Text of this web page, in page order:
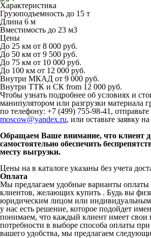
Характеристика
Грузоподъемность до 15 т
Длина 6 м
Вместимость до 23 м3
Цены
До 25 км от 8 000 руб.
До 50 км от 9 500 руб.
До 75 км от 10 000 руб.
До 100 км от 12 000 руб.
Внутри МКАД от 9 000 руб.
Внутри ТТК и СК from 12 000 руб.
Чтобы узнать подробнее об условиях и
манипулятором или разгрузки материала
по телефону: +7 (499) 755-98-41, отправьте
moscow@yandex.ru, или оставьте заявку на
Обращаем Ваше внимание, что клиент
самостоятельно обеспечить
месту выгрузки.
Цены на в каталоге указаны без учета
Оплата
Мы предлагаем удобные варианты оплаты
клиентов, желающих купить . Будь вы
юридическим лицом или
у нас есть решение, которое подойдет
понимаем, что каждый клиент имеет свои
потребности в выборе способа оплаты при
вашего удобства, мы предлагаем